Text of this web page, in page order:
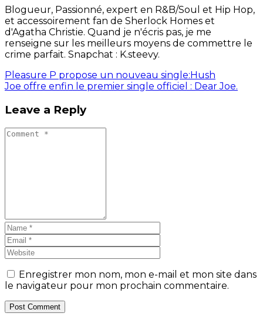
Blogueur, Passionné, expert en R&B/Soul et Hip Hop,
et accessoirement fan de Sherlock Homes et
d'Agatha Christie. Quand je n'écris pas, je me
renseigne sur les meilleurs moyens de commettre le
crime parfait. Snapchat : K.steevy.
Pleasure P propose un nouveau single:Hush
Joe offre enfin le premier single officiel : Dear Joe.
Leave a Reply
Enregistrer mon nom, mon e-mail et mon site dans
le navigateur pour mon prochain commentaire.
Post Comment